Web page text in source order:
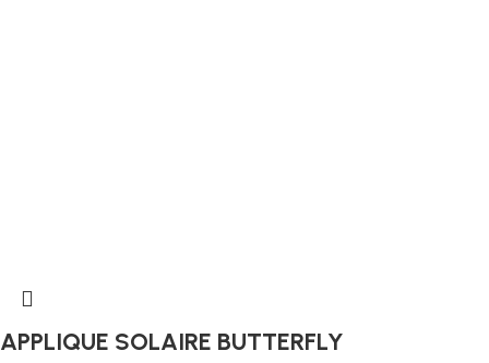
APPLIQUE SOLAIRE BUTTERFLY